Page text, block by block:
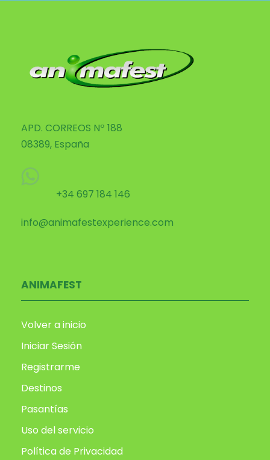
APD. CORREOS Nº 188
08389, España
+34 697 184 146
info@animafestexperience.com
ANIMAFEST
Volver a inicio
Iniciar Sesión
Registrarme
Destinos
Pasantías
Uso del servicio
Política de Privacidad